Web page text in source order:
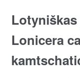
Lonicera